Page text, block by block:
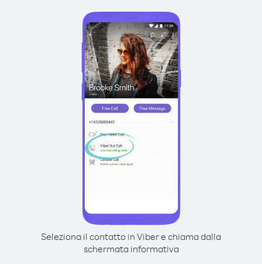
Seleziona il contatto in Viber e chiama dalla
schermata informativa